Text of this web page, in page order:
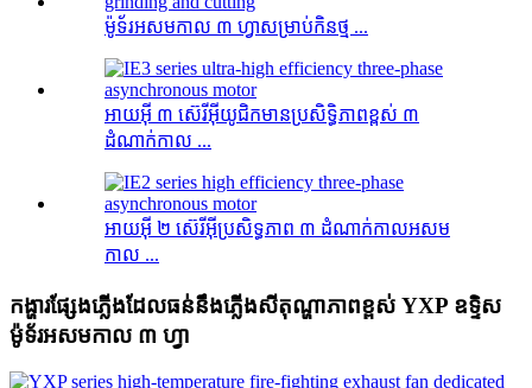
ម៉ូទ័រអសមកាល ៣ ហ្វាសម្រាប់កិនថ្ម ...
អាយអ៊ី ៣ ស៊េរីអ៊ីយូជិកមានប្រសិទ្ធិភាពខ្ពស់ ៣
ដំណាក់កាល ...
អាយអ៊ី ២ ស៊េរីអ៊ីប្រសិទ្ធភាព ៣ ដំណាក់កាលអសម
កាល ...
កង្ហារផ្សែងភ្លើងដែលធន់នឹងភ្លើងសីតុណ្ហាភាពខ្ពស់ YXP ឧទ្ទិស
ម៉ូទ័រអសមកាល ៣ ហ្វា